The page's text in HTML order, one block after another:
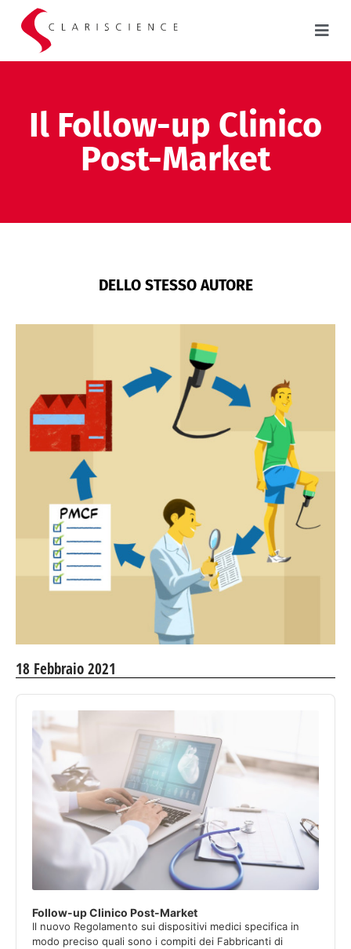
Il Follow-up Clinico
Post-Market
DELLO STESSO AUTORE
18 Febbraio 2021
Audio
Player
Follow-up Clinico Post-Market
Il nuovo Regolamento sui dispositivi medici specifica in
modo preciso quali sono i compiti dei Fabbricanti di